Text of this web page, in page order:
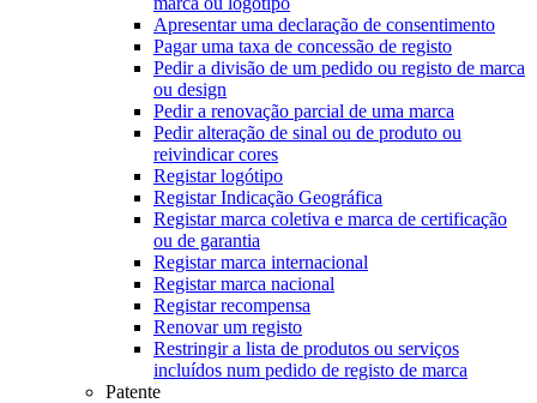
Apresentar uma declaração de consentimento
Pagar uma taxa de concessão de registo
Pedir a divisão de um pedido ou registo de marca
ou design
Pedir a renovação parcial de uma marca
Pedir alteração de sinal ou de produto ou
reivindicar cores
Registar logótipo
Registar Indicação Geográfica
Registar marca coletiva e marca de certificação
ou de garantia
Registar marca internacional
Registar marca nacional
Registar recompensa
Renovar um registo
Restringir a lista de produtos ou serviços
incluídos num pedido de registo de marca
Patente